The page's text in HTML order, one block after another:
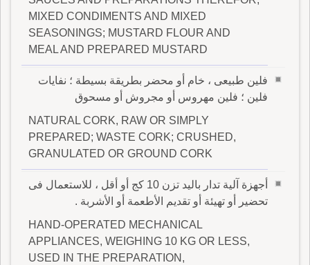
MIXED CONDIMENTS AND MIXED
SEASONINGS; MUSTARD FLOUR AND
MEAL AND PREPARED MUSTARD
فلين طبيعى ، خام أو محضر بطريقة بسيطة ؛ نفايات
فلين ؛ فلين مهروس أو مجروش أو مسحوق
NATURAL CORK, RAW OR SIMPLY
PREPARED; WASTE CORK; CRUSHED,
GRANULATED OR GROUND CORK
أجهزة آلية تدار باليد تزن 10 كج أو أقل ، للاستعمال فى
تحضير أو تهيئة أو تقديم الأطعمة أو الأشربة .
HAND-OPERATED MECHANICAL
APPLIANCES, WEIGHING 10 KG OR LESS,
USED IN THE PREPARATION,